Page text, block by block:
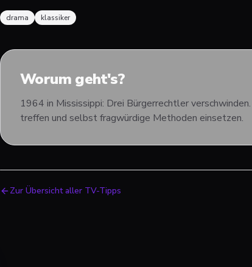
drama klassiker
Worum geht's?
1964 in Mississippi: Drei Bürgerrechtler
treffen und selbst fragwürdige Methoden einsetzen.
Zur Übersicht aller TV-Tipps